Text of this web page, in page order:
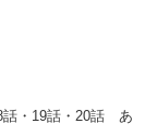
・19話・20話 あ